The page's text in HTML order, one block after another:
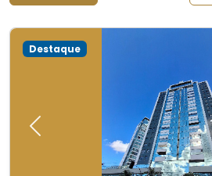
Previous
Destaque